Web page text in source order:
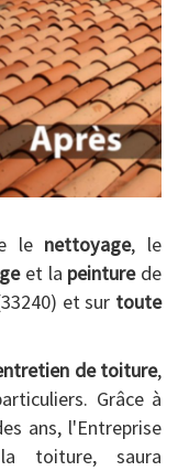
le nettoyage, le
et la peinturede
et sur toute
de toiture,
Grâce à
ans, l'Entreprise
toiture, saura